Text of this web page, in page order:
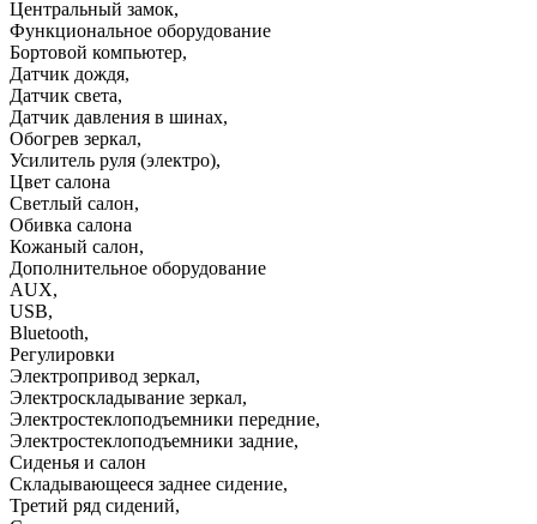
Центральный замок,
Функциональное оборудование
Бортовой компьютер,
Датчик дождя,
Датчик света,
Датчик давления в шинах,
Обогрев зеркал,
Усилитель руля (электро),
Цвет салона
Светлый салон,
Обивка салона
Кожаный салон,
Дополнительное оборудование
AUX,
USB,
Bluetooth,
Регулировки
Электропривод зеркал,
Электроскладывание зеркал,
Электростеклоподъемники передние,
Электростеклоподъемники задние,
Сиденья и салон
Складывающееся заднее сидение,
Третий ряд сидений,